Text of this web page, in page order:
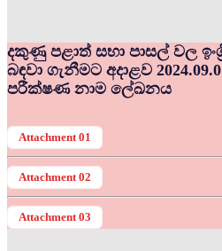
දකුණු පළාත් සභා පාසල් වල
බඳවා ගැනීමට අදාළව
පරීක්ෂණ නාම ලේඛනය
Attachment 01
Attachment 02
Attachment 03